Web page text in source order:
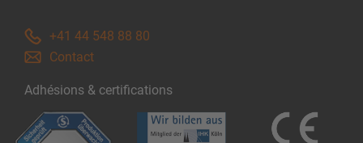
+41 44 548 88 80
Contact
Adhésions & certifications